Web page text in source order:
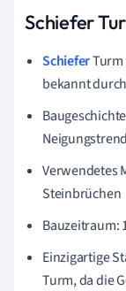
Schiefer
SchieferTurm
bekannt
Verwendetes
Steinbrüchen
Bauzeitraum:
Einzigartige
Turm, da die